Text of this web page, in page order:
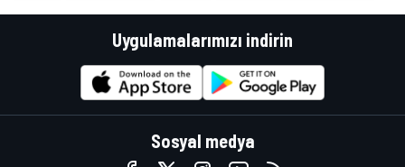
Uygulamalarımızı indirin
Sosyal medya